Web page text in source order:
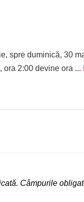
spre duminică, 30
ora 2:00 devine ora ...
Câmpurile